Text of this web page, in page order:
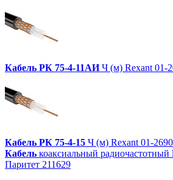
Кабель РК 75-4-11АИЧ (м) Rexant 01-
Кабель РК 75-4-15 Ч (м) Rexant 01-2690
Кабель коаксиальный радиочастотный
Паритет 211629